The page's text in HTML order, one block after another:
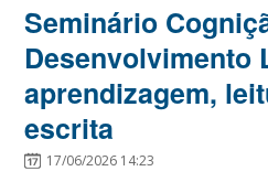
Seminário
Desenvolvimento
aprendizagem,
escrita
17/06/2026 14:23